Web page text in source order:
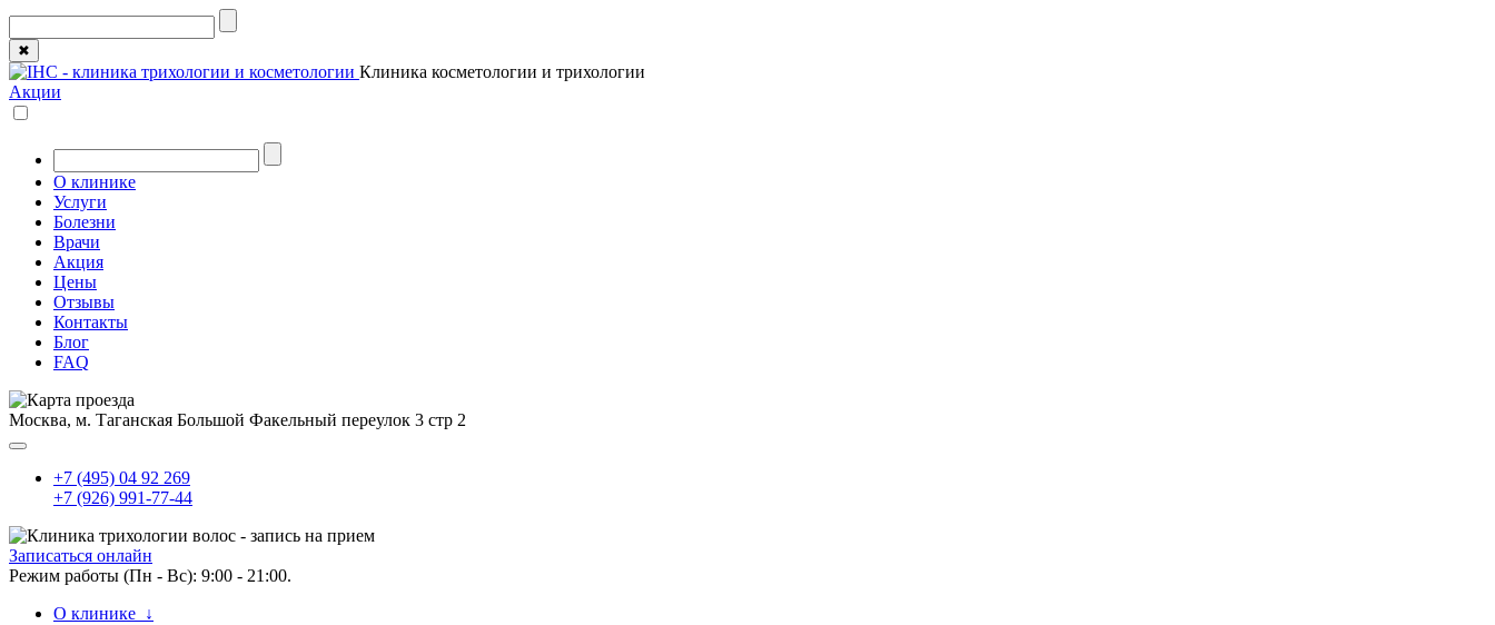
✖
Клиника косметологии и трихологии
Акции
О клинике
Услуги
Болезни
Врачи
Акция
Цены
Отзывы
Контакты
Блог
FAQ
Москва, м. Таганская Большой Факельный переулок 3 стр 2
+7 (495) 04 92 269
+7 (926) 991-77-44
Записаться онлайн
Режим работы (Пн - Вс): 9:00 - 21:00.
О клинике ↓